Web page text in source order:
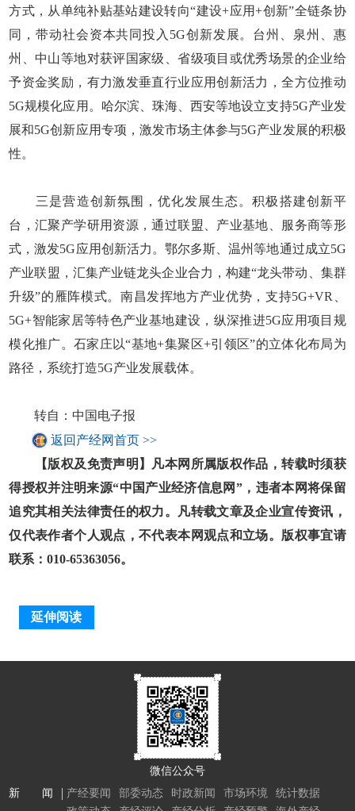
方式，从单纯补贴基站建设转向“建设+应用+创新”全链条协
同，带动社会资本共同投入5G创新发展。台州、泉州、惠
州、中山等地对获评国家级、省级项目或优秀场景的企业给
予资金奖励，有力激发垂直行业应用创新活力，全方位推动
5G规模化应用。哈尔滨、珠海、西安等地设立支持5G产业发
展和5G创新应用专项，激发市场主体参与5G产业发展的积极
性。
三是营造创新氛围，优化发展生态。积极搭建创新平
台，汇聚产学研用资源，通过联盟、产业基地、服务商等形
式，激发5G应用创新活力。鄂尔多斯、温州等地通过成立5G
产业联盟，汇集产业链龙头企业合力，构建“龙头带动、集群
升级”的雁阵模式。南昌发挥地方产业优势，支持5G+VR、
5G+智能家居等特色产业基地建设，纵深推进5G应用项目规
模化推广。石家庄以“基地+集聚区+引领区”的立体化布局为
路径，系统打造5G产业发展载体。
转自：中国电子报
返回产经网首页 >>
【版权及免责声明】凡本网所属版权作品，转载时须获
得授权并注明来源“中国产业经济信息网”，违者本网将保留
追究其相关法律责任的权力。凡转载文章及企业宣传资讯，
仅代表作者个人观点，不代表本网观点和立场。版权事宜请
联系：010-65363056。
延伸阅读
微信公众号
新 闻
产经要闻 部委动态 时政新闻 市场环境
统计数据